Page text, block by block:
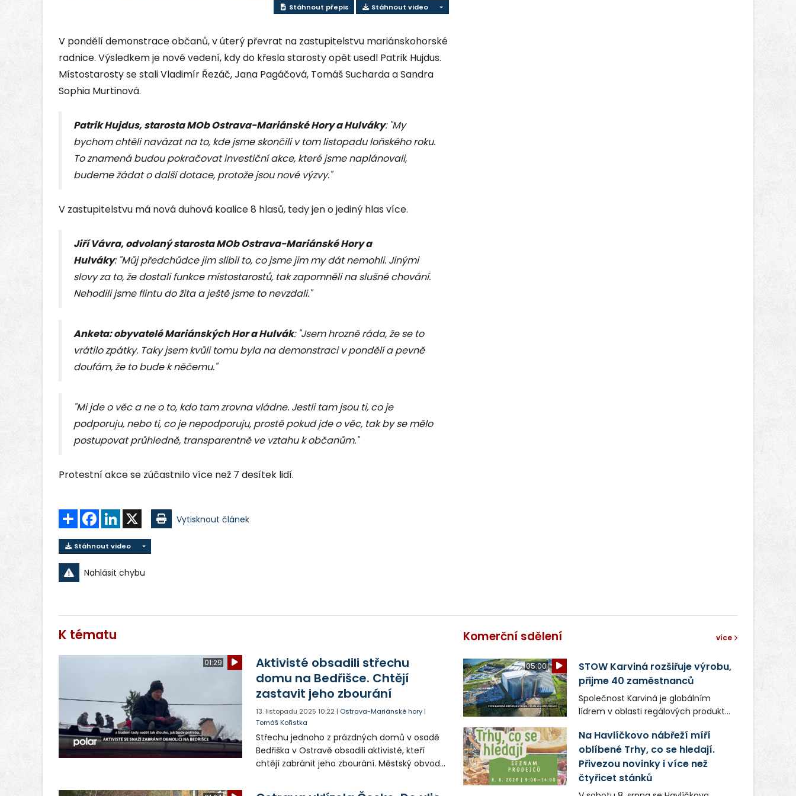
Stáhnout přepis Stáhnout video
V pondělí demonstrace občanů, v úterý převrat na zastupitelstvu mariánskohorské
radnice. Výsledkem je nové vedení, kdy do křesla starosty opět usedl Patrik Hujdus.
Místostarosty se stali Vladimír Řezáč, Jana Pagáčová, Tomáš Sucharda a Sandra
Sophia Murtinová.
Patrik Hujdus, starosta MOb Ostrava-Mariánské Hory a Hulváky: "My
bychom chtěli navázat na to, kde jsme skončili v tom listopadu loňského roku.
To znamená budou pokračovat investiční akce, které jsme naplánovali,
budeme žádat o další dotace, protože jsou nové výzvy."
V zastupitelstvu má nová duhová koalice 8 hlasů, tedy jen o jediný hlas více.
Jiří Vávra, odvolaný starosta MOb Ostrava-Mariánské Hory a
Hulváky: "Můj předchůdce jim slíbil to, co jsme jim my dát nemohli. Jinými
slovy za to, že dostali funkce místostarostů, tak zapomněli na slušné chování.
Nehodili jsme flintu do žita a ještě jsme to nevzdali."
Anketa: obyvatelé Mariánských Hor a Hulvák: "Jsem hrozně ráda, že se to
vrátilo zpátky. Taky jsem kvůli tomu byla na demonstraci v pondělí a pevně
doufám, že to bude k něčemu."
"Mi jde o věc a ne o to, kdo tam zrovna vládne. Jestli tam jsou ti, co je
podporuju, nebo ti, co je nepodporuju, prostě pokud jde o věc, tak by se mělo
postupovat průhledně, transparentně ve vztahu k občanům."
Protestní akce se zúčastnilo více než 7 desítek lidí.
Sdílet FacebookLinkedIn Vytisknout článek
Stáhnout video
Nahlásit chybu
K tématu
01:29
Aktivisté obsadili střechu
domu na Bedřišce. Chtějí
zastavit jeho zbourání
13. listopadu 2025 10:22 | Ostrava-Mariánské hory |
Tomáš Kořistka
Střechu jednoho z prázdných domů v osadě
Bedřiška v Ostravě obsadili aktivisté, kteří
chtějí zabránit jeho zbourání. Městský obvod
domky, které už jejich nájemníci opustili.
Komerční sdělení více
05:00
STOW Karviná rozšiřuje výrobu,
přijme 40 zaměstnanců
Společnost Karviná je globálním
lídrem v oblasti regálových produktů
zaměstnavatelem na Karvinsku a
firmou s obrovským potenciálem.
Na Havlíčkovo nábřeží míří
oblíbené Trhy, co se hledají.
Přivezou novinky i více než
čtyřicet stánků